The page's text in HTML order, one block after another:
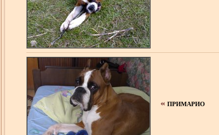
ПРИМАРИО